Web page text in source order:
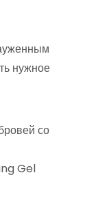
нужное
со
Gel